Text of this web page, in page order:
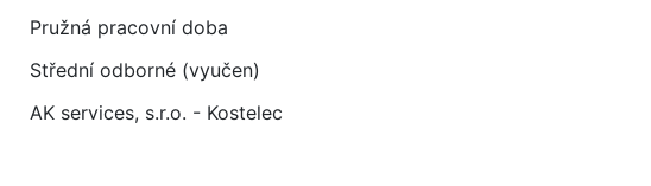
Pružná pracovní doba
Střední odborné (vyučen)
AK services, s.r.o. - Kostelec